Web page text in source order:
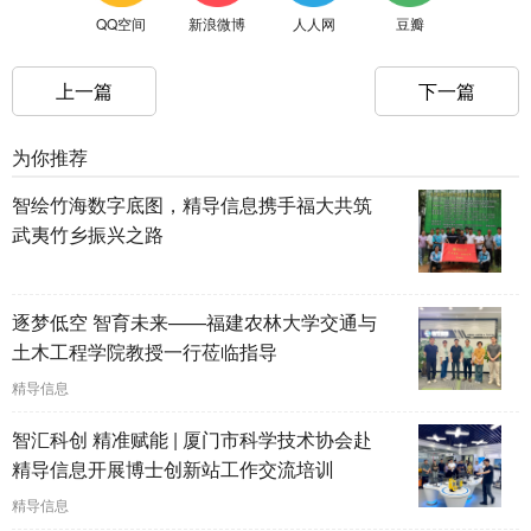
QQ空间 新浪微博 人人网 豆瓣
上一篇 下一篇
为你推荐
智绘竹海数字底图，精导信息携手福大共筑
武夷竹乡振兴之路
逐梦低空 智育未来——福建农林大学交通与
土木工程学院教授一行莅临指导
精导信息
智汇科创 精准赋能 | 厦门市科学技术协会赴
精导信息开展博士创新站工作交流培训
精导信息